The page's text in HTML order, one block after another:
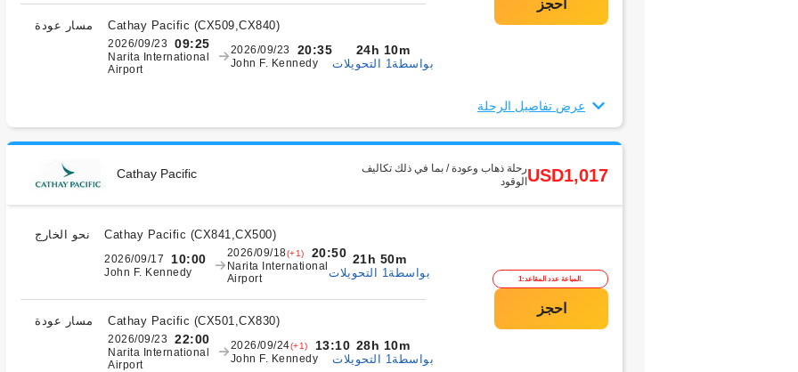
مسار عودة Cathay Pacific (CX509,CX840)
2026/09/23 09:25
Narita International
Airport
2026/09/23 20:35
John F. Kennedy
24h 10m
بواسطة1 التحويلات
عرض تفاصيل الرحلة
Cathay Pacific
رحلة ذهاب وعودة / بما في ذلك تكاليف
الوقودUSD1,017
نحو الخارج Cathay Pacific (CX841,CX500)
2026/09/17 10:00
John F. Kennedy
2026/09/18(+1) 20:50
Narita International
Airport
21h 50m
بواسطة1 التحويلات
مسار عودة Cathay Pacific (CX501,CX830)
2026/09/23 22:00
Narita International
Airport
2026/09/24(+1) 13:10
John F. Kennedy
28h 10m
بواسطة1 التحويلات
المباعة عدد المقاعد:1.